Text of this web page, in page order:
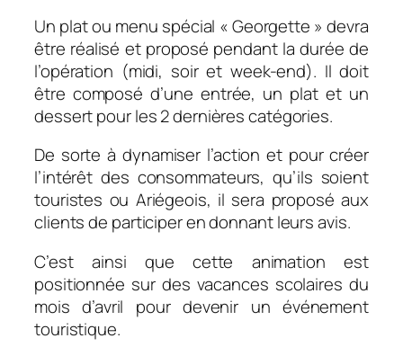
Un plat ou menu spécial « Georgette » devra
être réalisé et proposé pendant la durée de
l’opération (midi, soir et week-end). Il doit
être composé d’une entrée, un plat et un
dessert pour les 2 dernières catégories.
De sorte à dynamiser l’action et pour créer
l’intérêt des consommateurs, qu’ils soient
touristes ou Ariégeois, il sera proposé aux
clients de participer en donnant leurs avis.
C’est ainsi que cette animation est
positionnée sur des vacances scolaires du
mois d’avril pour devenir un événement
touristique.